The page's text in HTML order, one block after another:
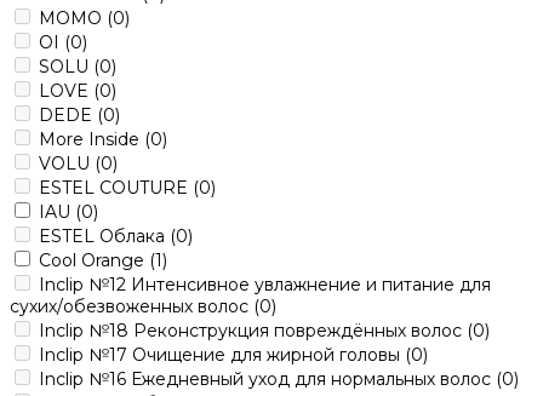
MOMO (0)
OI (0)
SOLU (0)
LOVE (0)
DEDE (0)
More Inside (0)
VOLU (0)
ESTEL COUTURE (0)
IAU (0)
ESTEL Облака (0)
Cool Orange (1)
Inclip №12 Интенсивное увлажнение и питание для
сухих/обезвоженных волос (0)
Inclip №18 Реконструкция повреждённых волос (0)
Inclip №17 Очищение для жирной головы (0)
Inclip №16 Ежедневный уход для нормальных волос (0)